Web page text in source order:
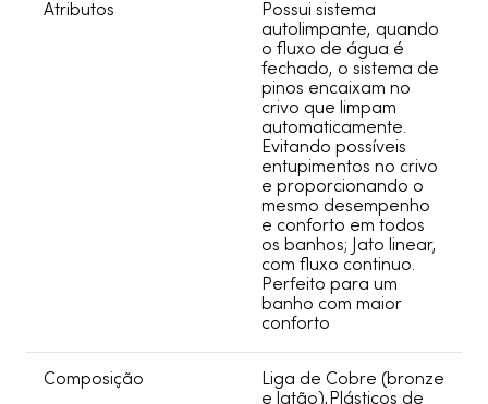
Atributos
Possui sistema
autolimpante, quando
o fluxo de água é
fechado, o sistema de
pinos encaixam no
crivo que limpam
automaticamente.
Evitando possíveis
entupimentos no crivo
e proporcionando o
mesmo desempenho
e conforto em todos
os banhos; Jato linear,
com fluxo continuo.
Perfeito para um
banho com maior
conforto
Composição
Liga de Cobre (bronze
e latão),Plásticos de